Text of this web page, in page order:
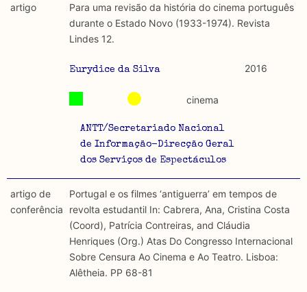
artigo
Para uma revisão da história do cinema português
durante o Estado Novo (1933-1974). Revista
Lindes 12.
Eurydice da Silva 2016
ANTT/Secretariado Nacional
de Informação-Direcção Geral
dos Serviços de Espectáculos
cinema
artigo de
conferência
Portugal e os filmes ‘antiguerra’ em tempos de
revolta estudantil In: Cabrera, Ana, Cristina Costa
(Coord), Patrícia Contreiras, and Cláudia
Henriques (Org.) Atas Do Congresso Internacional
Sobre Censura Ao Cinema e Ao Teatro. Lisboa:
Alêtheia. PP 68-81